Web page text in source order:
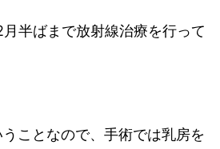
半ばまで放射線治療を行って
ことなので、手術では乳房を